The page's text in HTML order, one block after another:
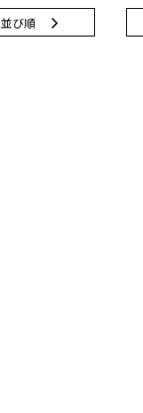
並び順